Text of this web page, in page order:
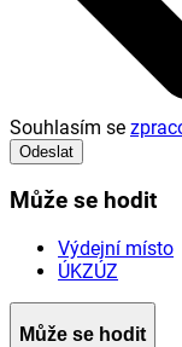
Souhlasím se
Odeslat
Může se hodit
Výdejní místo
ÚKZÚZ
Může se hodit